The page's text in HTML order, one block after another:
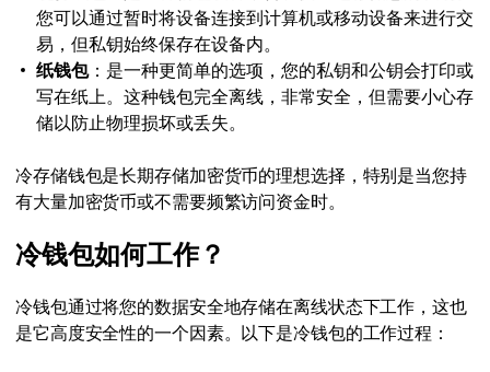
您可以通过暂时将设备连接到计算机或移动设备来进行交
易，但私钥始终保存在设备内。
纸钱包：是一种更简单的选项，您的私钥和公钥会打印或
写在纸上。这种钱包完全离线，非常安全，但需要小心存
储以防止物理损坏或丢失。
冷存储钱包是长期存储加密货币的理想选择，特别是当您持
有大量加密货币或不需要频繁访问资金时。
冷钱包如何工作？
冷钱包通过将您的数据安全地存储在离线状态下工作，这也
是它高度安全性的一个因素。以下是冷钱包的工作过程：